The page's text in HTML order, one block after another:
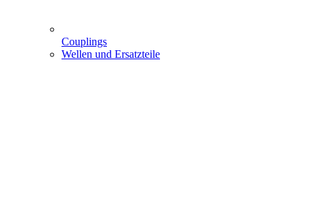
Couplings
Wellen und Ersatzteile